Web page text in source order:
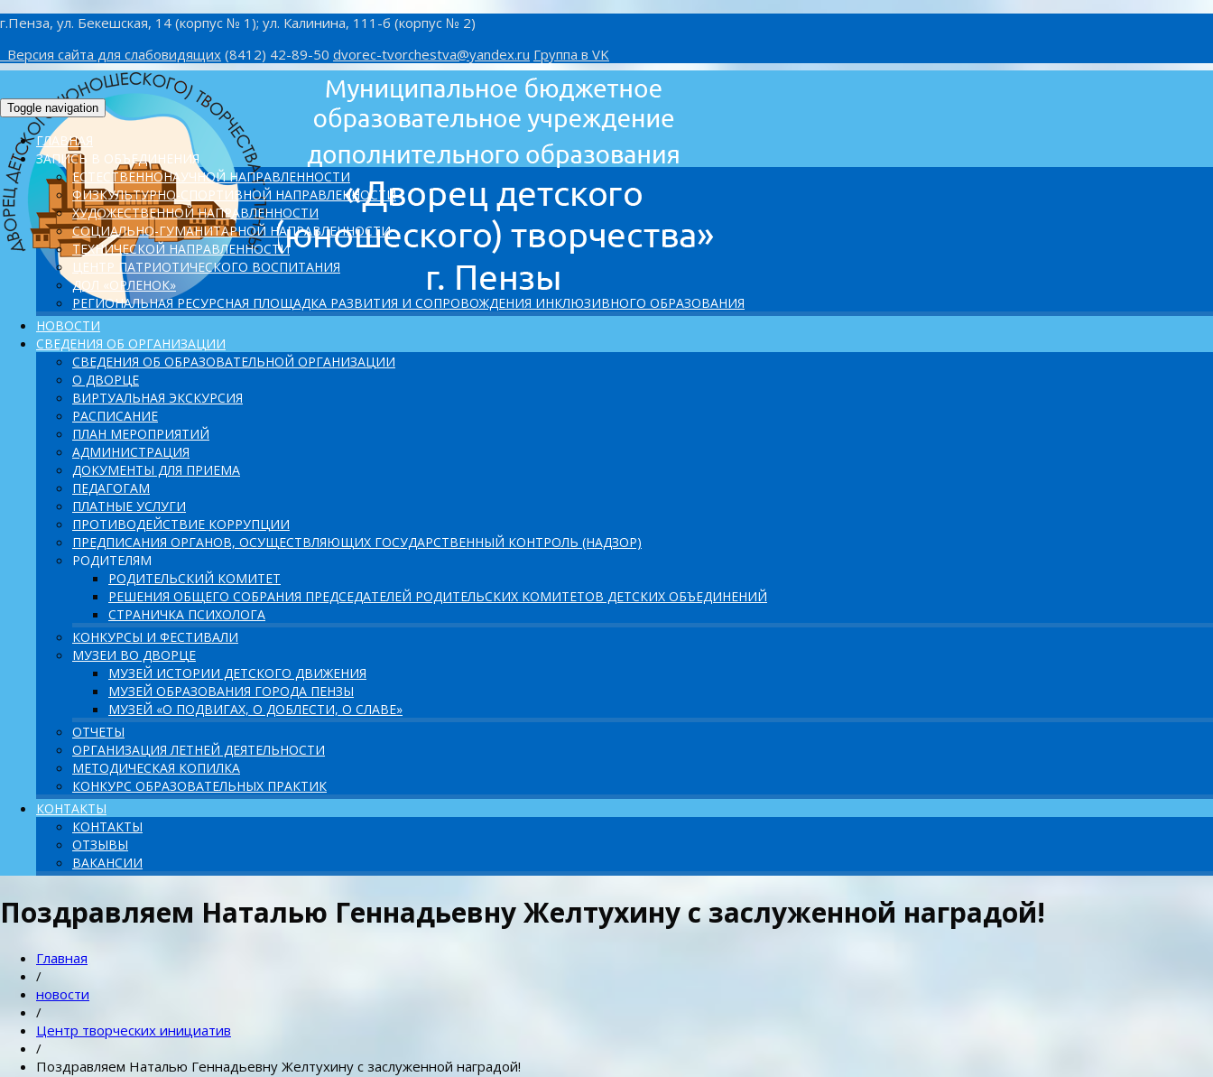
г.Пенза, ул. Бекешская, 14 (корпус № 1); ул. Калинина, 111-б (корпус № 2)
Версия сайта для слабовидящих (8412) 42-89-50 dvorec-tvorchestva@yandex.ru Группа в VK
Toggle navigation
ГЛАВНАЯ
ЗАПИСЬ В ОБЪЕДИНЕНИЯ
ЕСТЕСТВЕННОНАУЧНОЙ НАПРАВЛЕННОСТИ
ФИЗКУЛЬТУРНО-СПОРТИВНОЙ НАПРАВЛЕННОСТИ
ХУДОЖЕСТВЕННОЙ НАПРАВЛЕННОСТИ
СОЦИАЛЬНО-ГУМАНИТАРНОЙ НАПРАВЛЕННОСТИ
ТЕХНИЧЕСКОЙ НАПРАВЛЕННОСТИ
ЦЕНТР ПАТРИОТИЧЕСКОГО ВОСПИТАНИЯ
ДОЛ «ОРЛЕНОК»
PЕГИОНАЛЬНАЯ РЕСУРСНАЯ ПЛОЩАДКА РАЗВИТИЯ И СОПРОВОЖДЕНИЯ ИНКЛЮЗИВНОГО ОБРАЗОВАНИЯ
НОВОСТИ
СВЕДЕНИЯ ОБ ОРГАНИЗАЦИИ
СВЕДЕНИЯ ОБ ОБРАЗОВАТЕЛЬНОЙ ОРГАНИЗАЦИИ
О ДВОРЦЕ
ВИРТУАЛЬНАЯ ЭКСКУРСИЯ
РАСПИСАНИЕ
ПЛАН МЕРОПРИЯТИЙ
АДМИНИСТРАЦИЯ
ДОКУМЕНТЫ ДЛЯ ПРИЕМА
ПЕДАГОГАМ
ПЛАТНЫЕ УСЛУГИ
ПРОТИВОДЕЙСТВИЕ КОРРУПЦИИ
ПРЕДПИСАНИЯ ОРГАНОВ, ОСУЩЕСТВЛЯЮЩИХ ГОСУДАРСТВЕННЫЙ КОНТРОЛЬ (НАДЗОР)
РОДИТЕЛЯМ
РОДИТЕЛЬСКИЙ КОМИТЕТ
РЕШЕНИЯ ОБЩЕГО СОБРАНИЯ ПРЕДСЕДАТЕЛЕЙ РОДИТЕЛЬСКИХ КОМИТЕТОВ ДЕТСКИХ ОБЪЕДИНЕНИЙ
СТРАНИЧКА ПСИХОЛОГА
КОНКУРСЫ И ФЕСТИВАЛИ
МУЗЕИ ВО ДВОРЦЕ
МУЗЕЙ ИСТОРИИ ДЕТСКОГО ДВИЖЕНИЯ
МУЗЕЙ ОБРАЗОВАНИЯ ГОРОДА ПЕНЗЫ
МУЗЕЙ «О ПОДВИГАХ, О ДОБЛЕСТИ, О СЛАВЕ»
ОТЧЕТЫ
ОРГАНИЗАЦИЯ ЛЕТНЕЙ ДЕЯТЕЛЬНОСТИ
МЕТОДИЧЕСКАЯ КОПИЛКА
КОНКУРС ОБРАЗОВАТЕЛЬНЫХ ПРАКТИК
КОНТАКТЫ
КОНТАКТЫ
ОТЗЫВЫ
ВАКАНСИИ
Поздравляем Наталью Геннадьевну Желтухину с заслуженной наградой!
Главная
/
новости
/
Центр творческих инициатив
/
Поздравляем Наталью Геннадьевну Желтухину с заслуженной наградой!